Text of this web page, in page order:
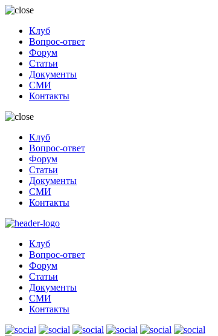
Клуб
Вопрос-ответ
Форум
Статьи
Документы
СМИ
Контакты
Клуб
Вопрос-ответ
Форум
Статьи
Документы
СМИ
Контакты
Клуб
Вопрос-ответ
Форум
Статьи
Документы
СМИ
Контакты